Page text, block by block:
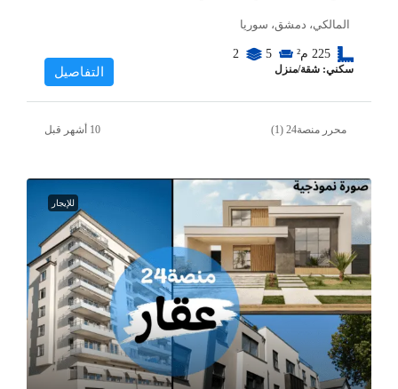
المالكي، دمشق، سوريا
225 م² 5
2
سكني: شقة/منزل التفاصيل
محرر منصة24 (1)
للإيجار